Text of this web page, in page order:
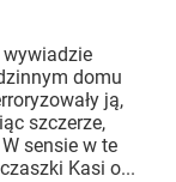
wywiadzie
domu
ją,
szczerze,
sensie w te
Kasi o...